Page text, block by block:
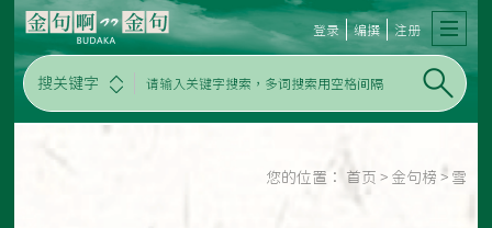
搜关键字
登录 编撰 注册
您的位置： 首页 > 金句榜 > 雪